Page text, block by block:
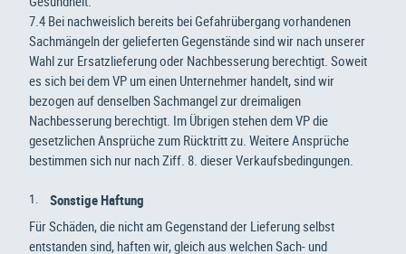
7.4 Bei nachweislich bereits bei Gefahrübergang vorhandenen
Sachmängeln der gelieferten Gegenstände sind wir nach unserer
Wahl zur Ersatzlieferung oder Nachbesserung berechtigt. Soweit
es sich bei dem VP um einen Unternehmer handelt, sind wir
bezogen auf denselben Sachmangel zur dreimaligen
Nachbesserung berechtigt. Im Übrigen stehen dem VP die
gesetzlichen Ansprüche zum Rücktritt zu. Weitere Ansprüche
bestimmen sich nur nach Ziff. 8. dieser Verkaufsbedingungen.
Sonstige Haftung
Für Schäden, die nicht am Gegenstand der Lieferung selbst
entstanden sind, haften wir, gleich aus welchen Sach- und